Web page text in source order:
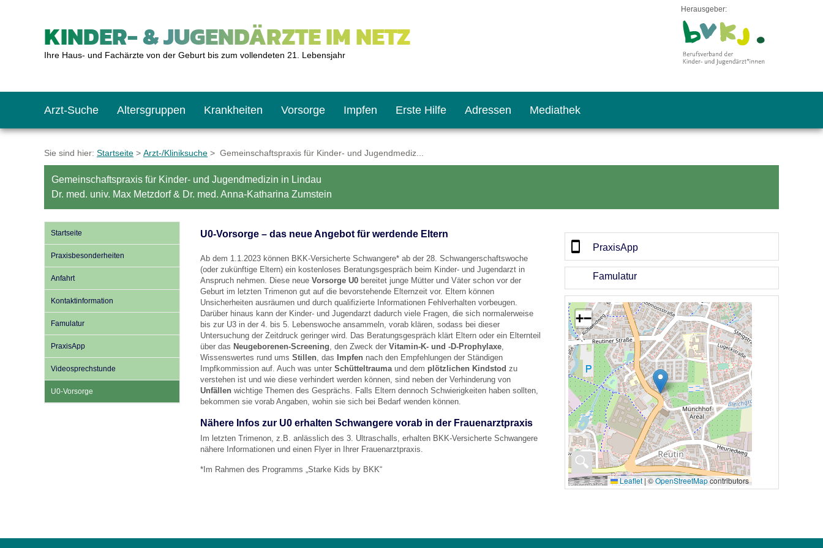
KINDER- & JUGENDÄRZTE IM NETZ
Ihre Haus- und Fachärzte von der Geburt bis zum vollendeten 21. Lebensjahr
Herausgeber:
Arzt-Suche Altersgruppen
Das erste Jahr
Kleinkinder
Schulkinder
Jugendliche
Krankheiten Vorsorge
Baby: U1 bis U6
Kleinkind: U7 bis U9
Schulkind: U10 bis U11
Teenager: J1 bis J2
Impfen
Impfkalender
Impfen: Wann und wie oft?
Was muss man beachten?
Impfreaktionen
Impfsicherheit
Häufige Fragen
Recht auf Impfung
Erste Hilfe
Notrufnummern
Giftnotruf
Hausapotheke
Sofortmaßnahmen
Notdienste
Adressen
Notdienste
Sozialpädiatrie
Gesundheitsämter
Link-Tipps
Mediathek
BMI-Rechner
Körpergrößen-Rechner
Blutdruckrechner
Wachstum-Rechner
Empfehlungen zum Bildschirmmediengebrauch
Hörlexikon
Material zu den Vorsorgen
Broschüren und Informationsflyer
Sie sind hier: Startseite > Arzt-/Kliniksuche > Gemeinschaftspraxis für Kinder- und Jugendmediz...
Gemeinschaftspraxis für Kinder- und Jugendmedizin in Lindau
Dr. med. univ. Max Metzdorf & Dr. med. Anna-Katharina Zumstein
Startseite
Praxisbesonderheiten
Anfahrt
Kontaktinformation
Famulatur
PraxisApp
Videosprechstunde
U0-Vorsorge
U0-Vorsorge – das neue Angebot für werdende Eltern
Ab dem 1.1.2023 können BKK-Versicherte Schwangere* ab der 28. Schwangerschaftswoche
(oder zukünftige Eltern) ein kostenloses Beratungsgespräch beim Kinder- und Jugendarzt in
Anspruch nehmen. Diese neue Vorsorge U0 bereitet junge Mütter und Väter schon vor der
Geburt im letzten Trimenon gut auf die bevorstehende Elternzeit vor. Eltern können
Unsicherheiten ausräumen und durch qualifizierte Informationen Fehlverhalten vorbeugen.
Darüber hinaus kann der Kinder- und Jugendarzt dadurch viele Fragen, die sich normalerweise
bis zur U3 in der 4. bis 5. Lebenswoche ansammeln, vorab klären, sodass bei dieser
Untersuchung der Zeitdruck geringer wird. Das Beratungsgespräch klärt Eltern oder ein Elternteil
über das Neugeborenen-Screening, den Zweck der Vitamin-K- und -D-Prophylaxe,
Wissenswertes rund ums Stillen, das Impfen nach den Empfehlungen der Ständigen
Impfkommission auf. Auch was unter Schütteltraumaund dem plötzlichen Kindstod zu
verstehen ist und wie diese verhindert werden können, sind neben der Verhinderung von
Unfällen wichtige Themen des Gesprächs. Falls Eltern dennoch Schwierigkeiten haben sollten,
bekommen sie vorab Angaben, wohin sie sich bei Bedarf wenden können.
Nähere Infos zur U0 erhalten Schwangere vorab in der Frauenarztpraxis
Im letzten Trimenon, z.B. anlässlich des 3. Ultraschalls, erhalten BKK-Versicherte Schwangere
nähere Informationen und einen Flyer in Ihrer Frauenarztpraxis.
*Im Rahmen des Programms „Starke Kids by BKK“
PraxisApp
Famulatur
🔍
+−
Leaflet |©OpenStreetMapcontributors